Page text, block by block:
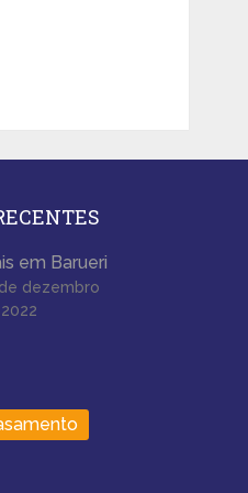
em Barueri
dezembro